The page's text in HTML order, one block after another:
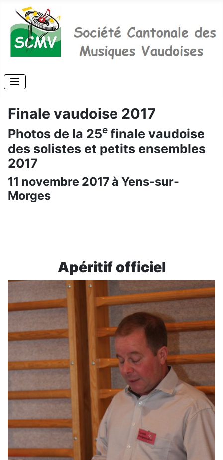
Finale vaudoise 2017
Photos de la 25e finale vaudoise
des solistes et petits ensembles
2017
11 novembre 2017 à Yens-sur-
Morges
Apéritif officiel